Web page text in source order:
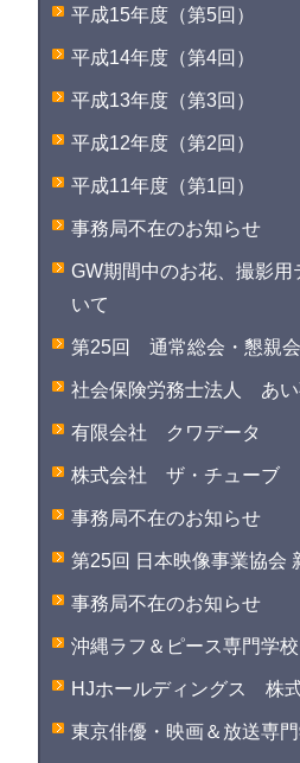
平成15年度（第5回）
平成14年度（第4回）
平成13年度（第3回）
平成12年度（第2回）
平成11年度（第1回）
事務局不在のお知らせ
GW期間中のお花、撮影用
いて
第25回 通常総会・懇親
社会保険労務士法人 あ
有限会社 クワデータ
株式会社 ザ・チューブ
事務局不在のお知らせ
第25回 日本映像事業協会
事務局不在のお知らせ
沖縄ラフ＆ピース専門学校
HJホールディングス 株式
東京俳優・映画＆放送専